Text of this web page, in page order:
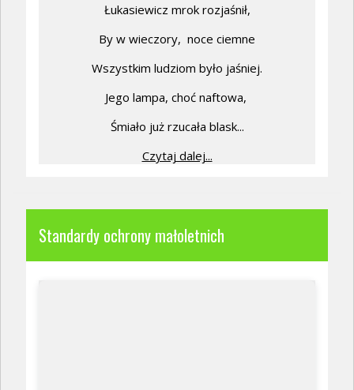
Łukasiewicz mrok rozjaśnił,
By w wieczory, noce ciemne
Wszystkim ludziom było jaśniej.
Jego lampa, choć naftowa,
Śmiało już rzucała blask...
Czytaj dalej...
Standardy ochrony małoletnich